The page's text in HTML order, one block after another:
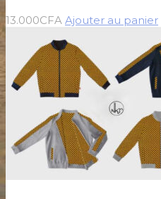
13.000CFA Ajouter au panier